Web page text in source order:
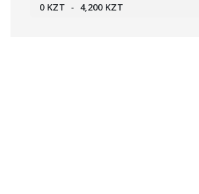
0 KZT - 4,200 KZT